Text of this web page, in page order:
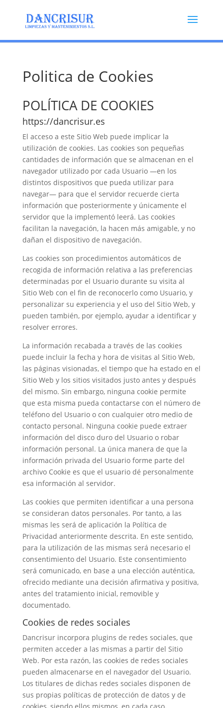
Politica de Cookies
POLÍTICA DE COOKIES
https://dancrisur.es
El acceso a este Sitio Web puede implicar la
utilización de cookies. Las cookies son pequeñas
cantidades de información que se almacenan en el
navegador utilizado por cada Usuario —en los
distintos dispositivos que pueda utilizar para
navegar— para que el servidor recuerde cierta
información que posteriormente y únicamente el
servidor que la implementó leerá. Las cookies
facilitan la navegación, la hacen más amigable, y no
dañan el dispositivo de navegación.
Las cookies son procedimientos automáticos de
recogida de información relativa a las preferencias
determinadas por el Usuario durante su visita al
Sitio Web con el fin de reconocerlo como Usuario, y
personalizar su experiencia y el uso del Sitio Web, y
pueden también, por ejemplo, ayudar a identificar y
resolver errores.
La información recabada a través de las cookies
puede incluir la fecha y hora de visitas al Sitio Web,
las páginas visionadas, el tiempo que ha estado en el
Sitio Web y los sitios visitados justo antes y después
del mismo. Sin embargo, ninguna cookie permite
que esta misma pueda contactarse con el número de
teléfono del Usuario o con cualquier otro medio de
contacto personal. Ninguna cookie puede extraer
información del disco duro del Usuario o robar
información personal. La única manera de que la
información privada del Usuario forme parte del
archivo Cookie es que el usuario dé personalmente
esa información al servidor.
Las cookies que permiten identificar a una persona
se consideran datos personales. Por tanto, a las
mismas les será de aplicación la Política de
Privacidad anteriormente descrita. En este sentido,
para la utilización de las mismas será necesario el
consentimiento del Usuario. Este consentimiento
será comunicado, en base a una elección auténtica,
ofrecido mediante una decisión afirmativa y positiva,
antes del tratamiento inicial, removible y
documentado.
Cookies de redes sociales
Dancrisur incorpora plugins de redes sociales, que
permiten acceder a las mismas a partir del Sitio
Web. Por esta razón, las cookies de redes sociales
pueden almacenarse en el navegador del Usuario.
Los titulares de dichas redes sociales disponen de
sus propias políticas de protección de datos y de